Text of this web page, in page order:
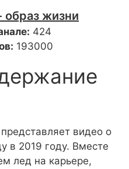
образ жизни
424
193000
видео о
в 2019 году. Вместе
лед на карьере,